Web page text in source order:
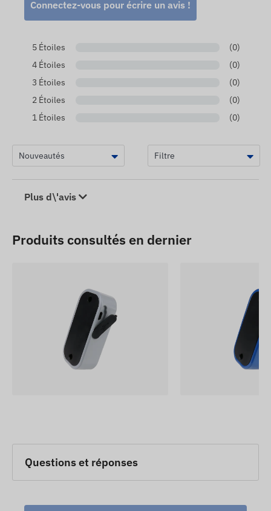
se fait après détection et évaluation de ces
modifications.
Connectez-vous pour écrire un avis !
5 Étoiles
(0)
4 Étoiles
(0)
3 Étoiles
(0)
2 Étoiles
(0)
1 Étoiles
(0)
Plus d\'avis
Produits consultés en dernier
Questions et réponses